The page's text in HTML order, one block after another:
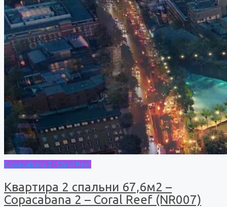
Copacabana 2 - Coral Reef
Квартира 2 спальни 67,6м2 –
Copacabana 2 – Coral Reef (NR007)